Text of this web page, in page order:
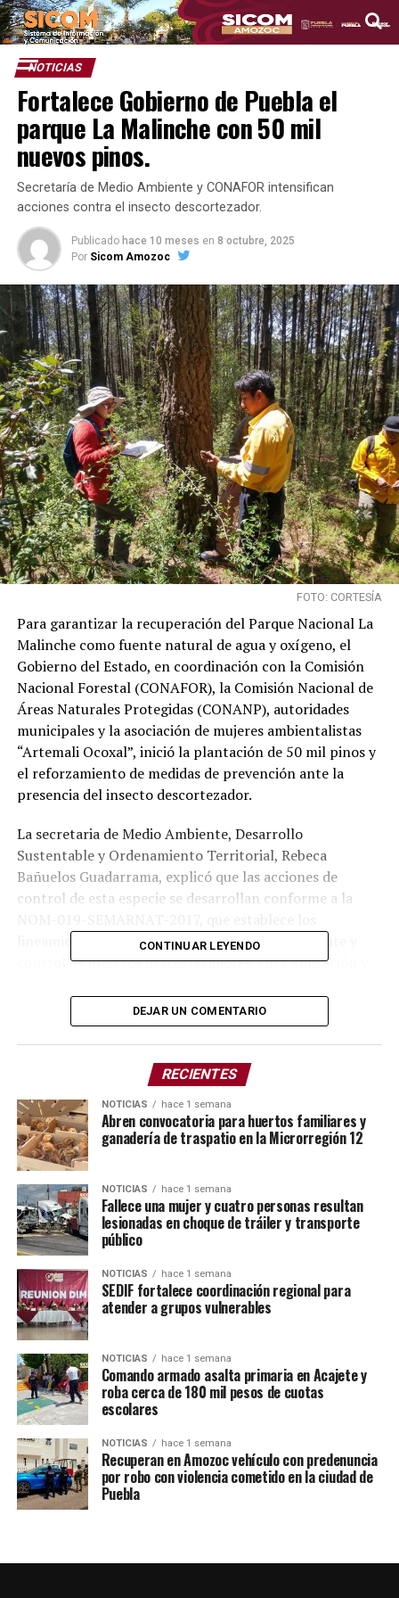
NOTICIAS
Fortalece Gobierno de Puebla el
parque La Malinche con 50 mil
nuevos pinos.
Secretaría de Medio Ambiente y CONAFOR intensifican
acciones contra el insecto descortezador.
Publicado hace 10 meses en 8 octubre, 2025
Por Sicom Amozoc
FOTO: CORTESÍA
Para garantizar la recuperación del Parque Nacional La
Malinche como fuente natural de agua y oxígeno, el
Gobierno del Estado, en coordinación con la Comisión
Nacional Forestal (CONAFOR), la Comisión Nacional de
Áreas Naturales Protegidas (CONANP), autoridades
municipales y la asociación de mujeres ambientalistas
“Artemali Ocoxal”, inició la plantación de 50 mil pinos y
el reforzamiento de medidas de prevención ante la
presencia del insecto descortezador.
La secretaria de Medio Ambiente, Desarrollo
Sustentable y Ordenamiento Territorial, Rebeca
Bañuelos Guadarrama, explicó que las acciones de
control de esta especie se desarrollan conforme a la
lineamientos técnicos para la prevención, combate y
control de insectos descortezadores, cuya aplicación y
En el marco del Plan de Saneamiento Forestal de La
Malinche, la funcionaria subrayó que se mantienen
recorridos permanentes de observación, pues si bien
estos insectos forman parte del equilibrio natural al
eliminar árboles débiles o enfermos, su proliferación
descontrolada puede extenderse a ejemplares sanos y
convertirse en plaga.
Bañuelos Guadarrama destacó que la estrategia
conjunta tiene un doble impacto positivo: mantener
bajo control la población del insecto descortezador y,
por otro lado, reforzar la masa forestal con la siembra
de 50 mil nuevos árboles, en beneficio de un ecosistema
sano y resiliente. Estas acciones forman parte del Plan
de Reforestación 2025, con el que el gobierno estatal
reafirma su compromiso de proteger los bosques y
garantizar mejores condiciones ambientales para las
familias poblanas
TEMAS RELACIONADOS CONAFOR GOBIERNO DEL ESTADO
SIGUE CON
Marmoleros y Artesanos de Tecali serán parte de la
EXPOCIHAC 2025 en la Ciudad de México
Dos municipios de la Microregión 17 participan en la
CONTINUAR LEYENDO
DEJAR UN COMENTARIO
RECIENTES
NOTICIAS hace 1 semana
Abren convocatoria para huertos familiares y
ganadería de traspatio en la Microrregión 12
NOTICIAS hace 1 semana
Fallece una mujer y cuatro personas resultan
lesionadas en choque de tráiler y transporte
público
NOTICIAS hace 1 semana
SEDIF fortalece coordinación regional para
atender a grupos vulnerables
NOTICIAS hace 1 semana
Comando armado asalta primaria en Acajete y
roba cerca de 180 mil pesos de cuotas
escolares
NOTICIAS hace 1 semana
Recuperan en Amozoc vehículo con predenuncia
por robo con violencia cometido en la ciudad de
Puebla